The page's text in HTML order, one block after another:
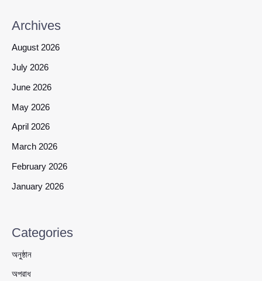
Archives
August 2026
July 2026
June 2026
May 2026
April 2026
March 2026
February 2026
January 2026
Categories
অনুষ্ঠান
অপরাধ